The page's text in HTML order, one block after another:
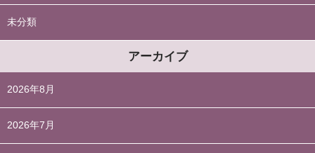
未分類
アーカイブ
2026年8月
2026年7月